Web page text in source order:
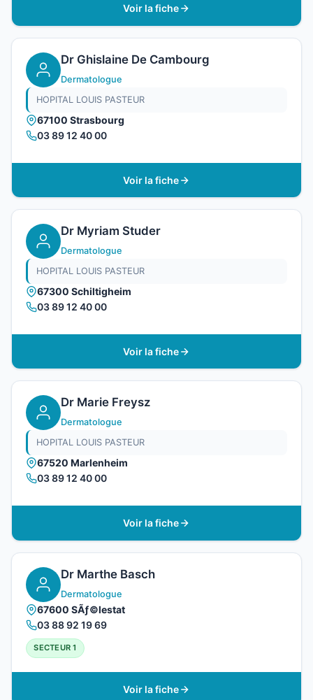
Voir la fiche
Dr Ghislaine De Cambourg
Dermatologue
HOPITAL LOUIS PASTEUR
67100 Strasbourg
03 89 12 40 00
Voir la fiche
Dr Myriam Studer
Dermatologue
HOPITAL LOUIS PASTEUR
67300 Schiltigheim
03 89 12 40 00
Voir la fiche
Dr Marie Freysz
Dermatologue
HOPITAL LOUIS PASTEUR
67520 Marlenheim
03 89 12 40 00
Voir la fiche
Dr Marthe Basch
Dermatologue
67600 SÃƒ©lestat
03 88 92 19 69
SECTEUR 1
Voir la fiche